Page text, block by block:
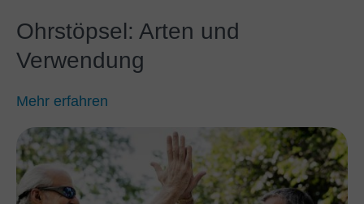
Ohrstöpsel: Arten und
Verwendung
Mehr erfahren